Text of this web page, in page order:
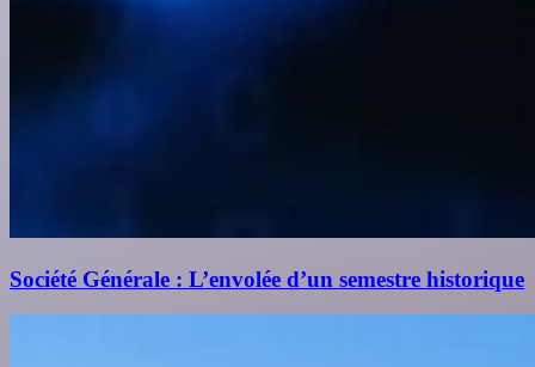
Société Générale : L’envolée d’un semestre historique